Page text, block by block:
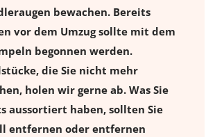
bewachen. Bereits
vor dem Umzug sollte mit dem
begonnen werden.
die Sie nicht mehr
holen wir gerne ab. Was Sie
aussortiert haben, sollten Sie
entfernen oder entfernen